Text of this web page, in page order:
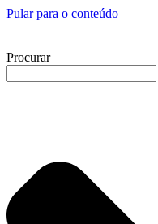
Pular para o conteúdo
Procurar